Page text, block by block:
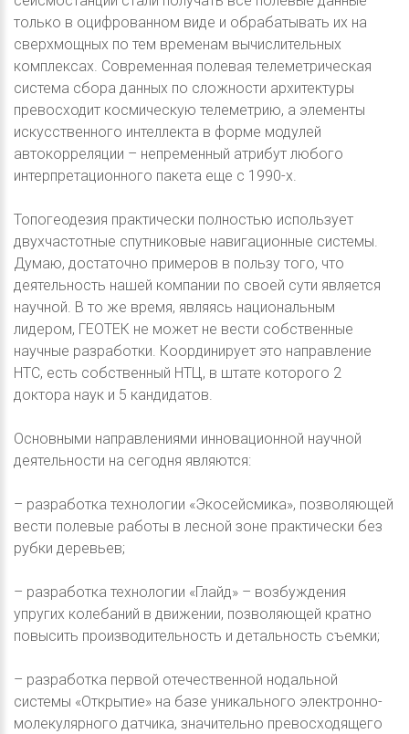
только в оцифрованном виде и обрабатывать их на
сверхмощных по тем временам вычислительных
комплексах. Современная полевая телеметрическая
система сбора данных по сложности архитектуры
превосходит космическую телеметрию, а элементы
искусственного интеллекта в форме модулей
автокорреляции – непременный атрибут любого
интерпретационного пакета еще с 1990-х.
Топогеодезия практически полностью использует
двухчастотные спутниковые навигационные системы.
Думаю, достаточно примеров в пользу того, что
деятельность нашей компании по своей сути является
научной. В то же время, являясь национальным
лидером, ГЕОТЕК не может не вести собственные
научные разработки. Координирует это направление
НТС, есть собственный НТЦ, в штате которого 2
доктора наук и 5 кандидатов.
Основными направлениями инновационной научной
деятельности на сегодня являются:
– разработка технологии «Экосейсмика», позволяющей
вести полевые работы в лесной зоне практически без
рубки деревьев;
– разработка технологии «Глайд» – возбуждения
упругих колебаний в движении, позволяющей кратно
повысить производительность и детальность съемки;
– разработка первой отечественной нодальной
системы «Открытие» на базе уникального электронно-
молекулярного датчика, значительно превосходящего